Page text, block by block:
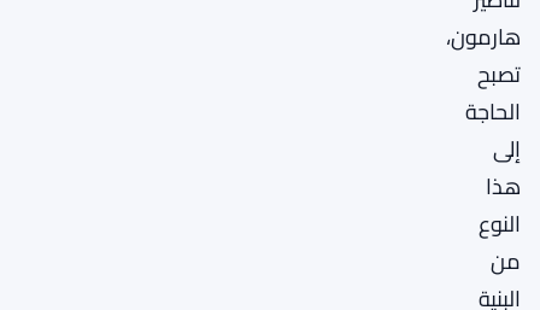
هارمون،
تصبح
الحاجة
إلى
هذا
النوع
من
البنية